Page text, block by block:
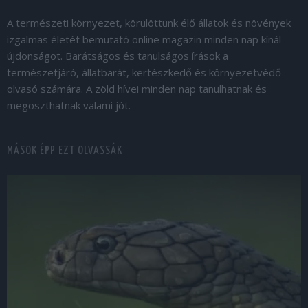
A természeti környezet, körülöttünk élő állatok és növények
izgalmas életét bemutató online magazin minden nap kínál
újdonságot. Barátságos és tanulságos írások a
természetjáró, állatbarát, kertészkedő és környezetvédő
olvasó számára. A zöld hívei minden nap tanulhatnak és
megoszthatnak valami jót.
MÁSOK ÉPP EZT OLVASSÁK